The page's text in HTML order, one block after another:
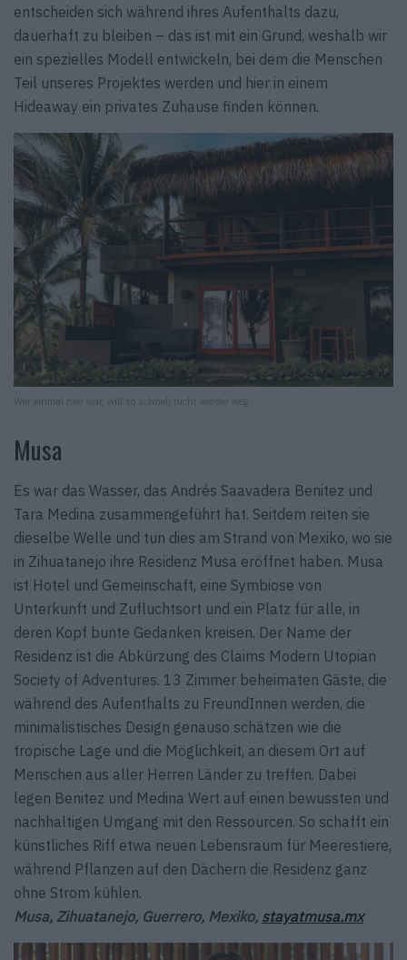
entscheiden sich während ihres Aufenthalts dazu,
dauerhaft zu bleiben – das ist mit ein Grund, weshalb wir
ein spezielles Modell entwickeln, bei dem die Menschen
Teil unseres Projektes werden und hier in einem
Hideaway ein privates Zuhause finden können.
Wer einmal hier war, will so schnell nicht wieder weg.
Musa
Es war das Wasser, das Andrés Saavadera Benitez und
Tara Medina zusammengeführt hat. Seitdem reiten sie
dieselbe Welle und tun dies am Strand von Mexiko, wo sie
in Zihuatanejo ihre Residenz Musa eröffnet haben. Musa
ist Hotel und Gemeinschaft, eine Symbiose von
Unterkunft und Zufluchtsort und ein Platz für alle, in
deren Kopf bunte Gedanken kreisen. Der Name der
Residenz ist die Abkürzung des Claims Modern Utopian
Society of Adventures. 13 Zimmer beheimaten Gäste, die
während des Aufenthalts zu FreundInnen werden, die
minimalistisches Design genauso schätzen wie die
tropische Lage und die Möglichkeit, an diesem Ort auf
Menschen aus aller Herren Länder zu treffen. Dabei
legen Benitez und Medina Wert auf einen bewussten und
nachhaltigen Umgang mit den Ressourcen. So schafft ein
künstliches Riff etwa neuen Lebensraum für Meerestiere,
während Pflanzen auf den Dächern die Residenz ganz
ohne Strom kühlen.
Musa, Zihuatanejo, Guerrero, Mexiko, stayatmusa.mx